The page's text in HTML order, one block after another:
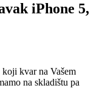
iPhone 5,
kvar na Vašem
na skladištu pa